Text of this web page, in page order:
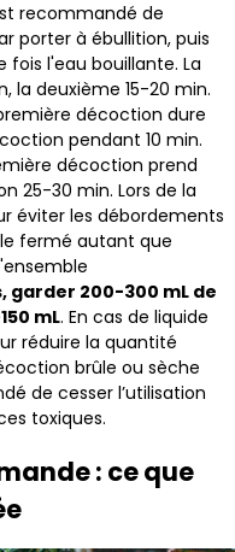
recommandé de
porter à ébullition, puis
l'eau bouillante. La
la deuxième 15-20 min.
décoction dure
pendant 10 min.
décoction prend
25-30 min. Lors de la
éviter les débordements
fermé autant que
garder 200-300 mL de
mL. En cas de liquide
réduire la quantité
brûle ou sèche
de cesser l’utilisation
toxiques.
: ce que